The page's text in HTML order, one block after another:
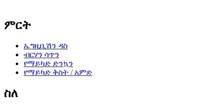
ምርት
ኤግዚቢሽን ዳስ
ብርሃን ሳጥን
የማይካድ ድንኳን
የማይካድ ቅስት / አምድ
ስለ